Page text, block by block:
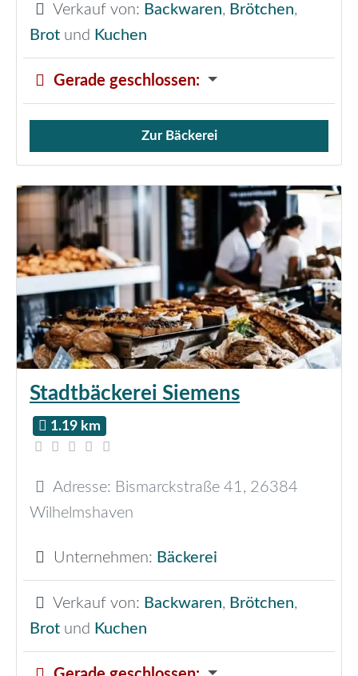
Verkauf von: Backwaren, Brötchen,
Brot und Kuchen
Gerade geschlossen:
Verkauf von Brötchen,
Zur Bäckerei
Stadtbäckerei Siemens
1.19 km
Adresse: Bismarckstraße 41, 26384
Wilhelmshaven
Unternehmen: Bäckerei
Verkauf von: Backwaren, Brötchen,
Brot und Kuchen